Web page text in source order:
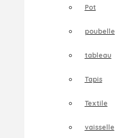
Pot
poubelle
tableau
Tapis
Textile
vaisselle